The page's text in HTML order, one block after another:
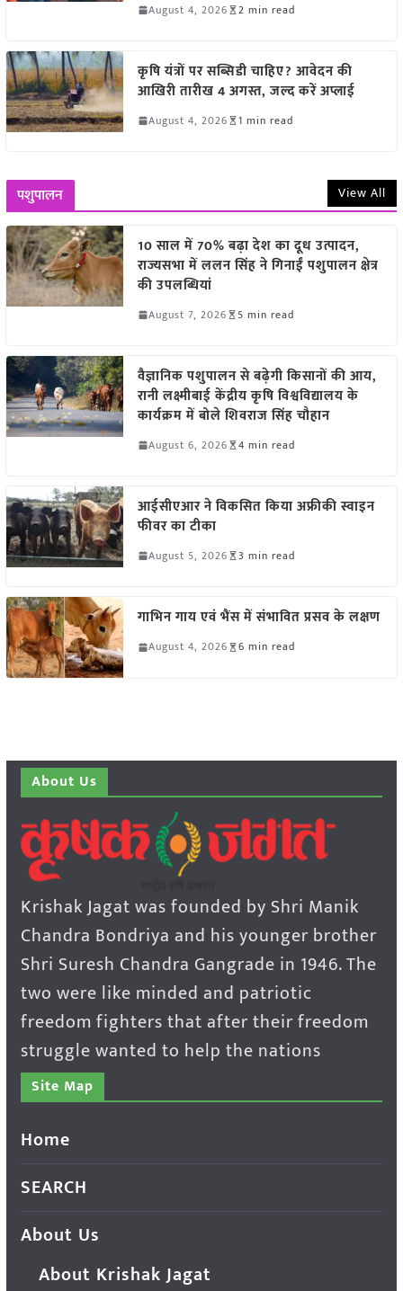
August 4, 2026 2 min read
कृषि यंत्रों पर सब्सिडी चाहिए? आवेदन की
आखिरी तारीख 4 अगस्त, जल्द करें अप्लाई
August 4, 2026 1 min read
पशुपालन View All
10 साल में 70% बढ़ा देश का दूध उत्पादन,
राज्यसभा में ललन सिंह ने गिनाईं पशुपालन क्षेत्र
की उपलब्धियां
August 7, 2026 5 min read
वैज्ञानिक पशुपालन से बढ़ेगी किसानों की आय,
रानी लक्ष्मीबाई केंद्रीय कृषि विश्वविद्यालय के
कार्यक्रम में बोले शिवराज सिंह चौहान
August 6, 2026 4 min read
आईसीएआर ने विकसित किया अफ्रीकी स्वाइन
फीवर का टीका
August 5, 2026 3 min read
गाभिन गाय एवं भैंस में संभावित प्रसव के लक्षण
August 4, 2026 6 min read
About Us
Krishak Jagat was founded by Shri Manik
Chandra Bondriya and his younger brother
Shri Suresh Chandra Gangrade in 1946. The
two were like minded and patriotic
freedom fighters that after their freedom
struggle wanted to help the nations
Site Map
Home
SEARCH
About Us
About Krishak Jagat